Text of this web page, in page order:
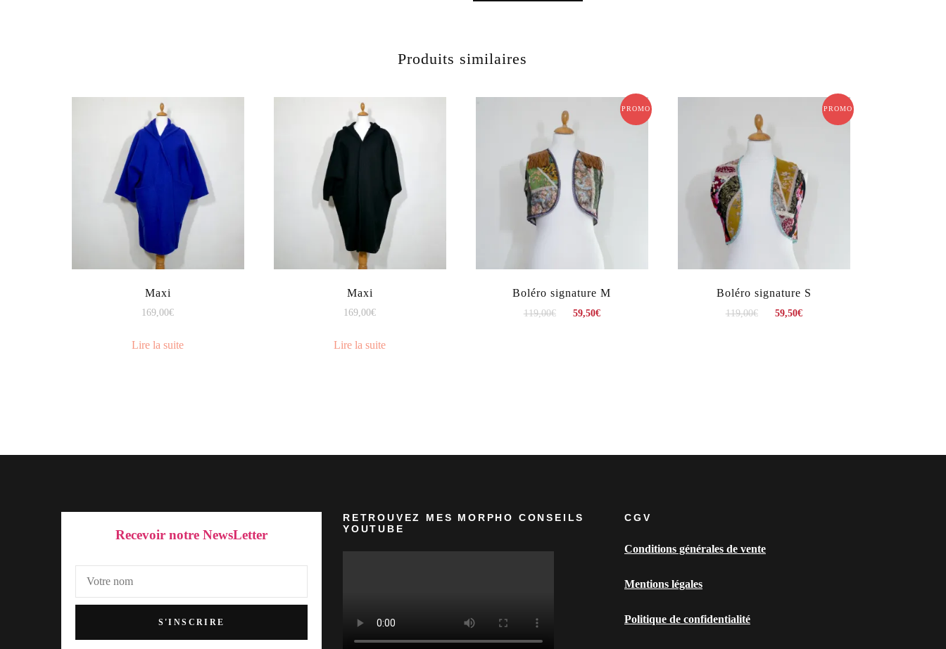
Produits similaires
Maxi
169,00€
Lire la suite
Maxi
169,00€
Lire la suite
PROMO !
Boléro signature M
119,00€ 59,50€
PROMO !
Boléro signature S
119,00€ 59,50€
Recevoir notre NewsLetter
RETROUVEZ MES MORPHO CONSEILS
YOUTUBE
CGV
Conditions générales de vente
Mentions légales
Politique de confidentialité